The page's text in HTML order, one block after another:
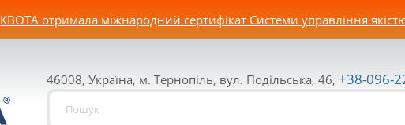
КВОТА отримала міжнародний сертифікат Системи управління
46008, Україна, м. Тернопіль, вул. Подільська, 46, +38-096-